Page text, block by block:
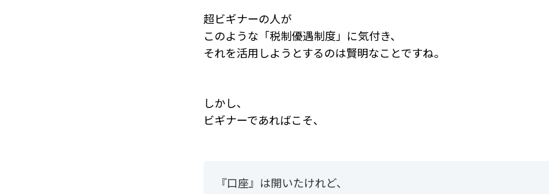
超ビギナーの人が
このような「税制優遇制度」に気付き、
それを活用しようとするのは賢明なことですね。
しかし、
ビギナーであればこそ、
『口座』は開いたけれど、